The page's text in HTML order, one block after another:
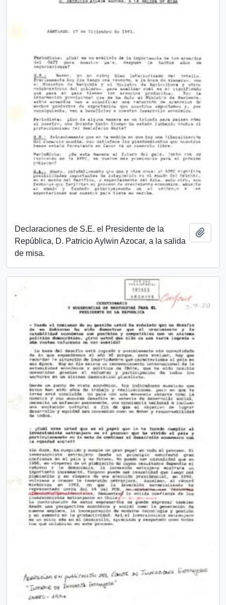
Declaraciones de S.E. el Presidente de la
República, D. Patricio Aylwin Azocar, a la salida
de misa.